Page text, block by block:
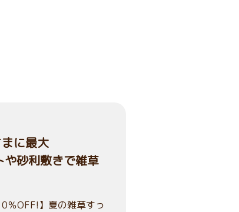
に最大
砂利敷きで雑草
％OFF!】夏の雑草すっ